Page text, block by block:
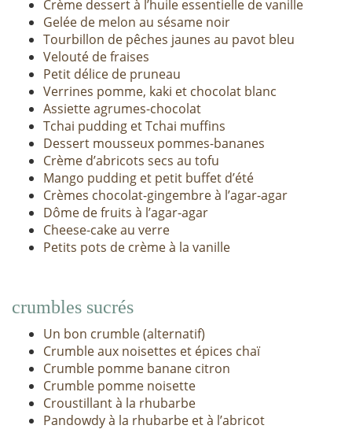
Crème dessert à l’huile essentielle de vanille
Gelée de melon au sésame noir
Tourbillon de pêches jaunes au pavot bleu
Velouté de fraises
Petit délice de pruneau
Verrines pomme, kaki et chocolat blanc
Assiette agrumes-chocolat
Tchai pudding et Tchai muffins
Dessert mousseux pommes-bananes
Crème d’abricots secs au tofu
Mango pudding et petit buffet d’été
Crèmes chocolat-gingembre à l’agar-agar
Dôme de fruits à l’agar-agar
Cheese-cake au verre
Petits pots de crème à la vanille
crumbles sucrés
Un bon crumble (alternatif)
Crumble aux noisettes et épices chaï
Crumble pomme banane citron
Crumble pomme noisette
Croustillant à la rhubarbe
Pandowdy à la rhubarbe et à l’abricot